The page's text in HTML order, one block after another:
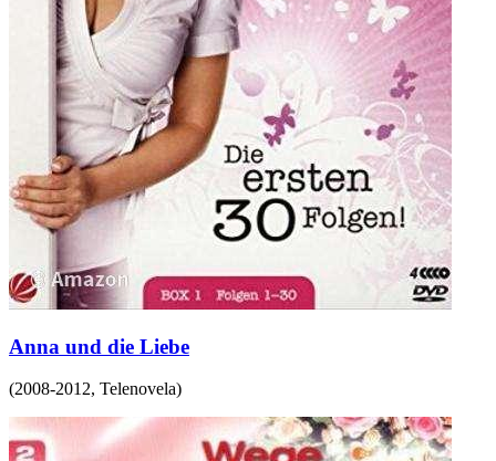
Anna und die Liebe
(2008-2012, Telenovela)